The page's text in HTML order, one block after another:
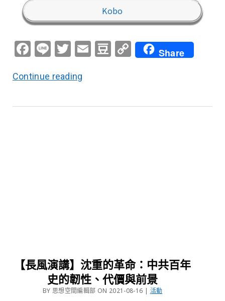
Kobo
Facebook
LineTwitter
EmailDouban
CopyShare
Continue reading
【長風演講】沈重的革命：中共百年
史的韌性、代價與前景
BY 思想空間編輯部 ON 2021-08-16 | 活動